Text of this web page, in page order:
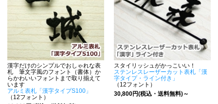
漢字だけのシンプルでおしゃれな表
札 筆文字風のフォント（書体）か
らかわいいフォントまで取り揃えて
います
アルミ表札「漢字タイプS100」
（12フォント）
スタイリッシュがかっこいい！
ステンレスレーザーカット表札「漢
字タイプ・ライン付き」
（12フォント）
30,800円(税込・送料無料)～